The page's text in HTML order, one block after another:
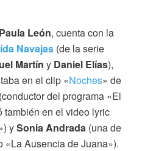
Paula León, cuenta con la
Navajas(de la serie
Martín y Daniel Elías),
en el clip «Noches» de
(conductor del programa «El
también en el video lyric
ySonia Andrada (una de
«La Ausencia de Juana»).